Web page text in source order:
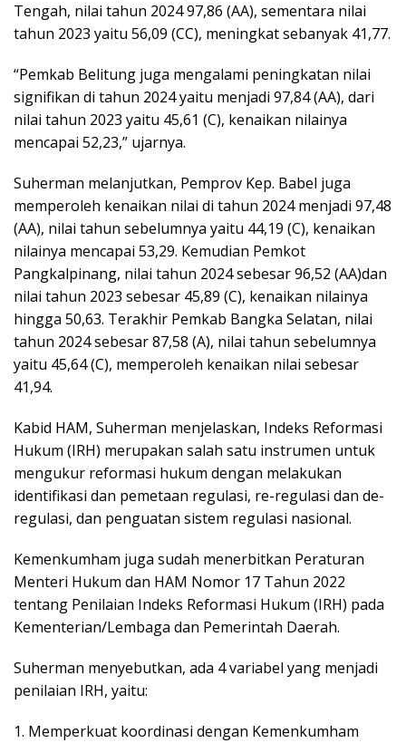
Tengah, nilai tahun 2024 97,86 (AA), sementara nilai
tahun 2023 yaitu 56,09 (CC), meningkat sebanyak 41,77.
“Pemkab Belitung juga mengalami peningkatan nilai
signifikan di tahun 2024 yaitu menjadi 97,84 (AA), dari
nilai tahun 2023 yaitu 45,61 (C), kenaikan nilainya
mencapai 52,23,” ujarnya.
Suherman melanjutkan, Pemprov Kep. Babel juga
memperoleh kenaikan nilai di tahun 2024 menjadi 97,48
(AA), nilai tahun sebelumnya yaitu 44,19 (C), kenaikan
nilainya mencapai 53,29. Kemudian Pemkot
Pangkalpinang, nilai tahun 2024 sebesar 96,52 (AA)dan
nilai tahun 2023 sebesar 45,89 (C), kenaikan nilainya
hingga 50,63. Terakhir Pemkab Bangka Selatan, nilai
tahun 2024 sebesar 87,58 (A), nilai tahun sebelumnya
yaitu 45,64 (C), memperoleh kenaikan nilai sebesar
41,94.
Kabid HAM, Suherman menjelaskan, Indeks Reformasi
Hukum (IRH) merupakan salah satu instrumen untuk
mengukur reformasi hukum dengan melakukan
identifikasi dan pemetaan regulasi, re-regulasi dan de-
regulasi, dan penguatan sistem regulasi nasional.
Kemenkumham juga sudah menerbitkan Peraturan
Menteri Hukum dan HAM Nomor 17 Tahun 2022
tentang Penilaian Indeks Reformasi Hukum (IRH) pada
Kementerian/Lembaga dan Pemerintah Daerah.
Suherman menyebutkan, ada 4 variabel yang menjadi
penilaian IRH, yaitu:
1. Memperkuat koordinasi dengan Kemenkumham